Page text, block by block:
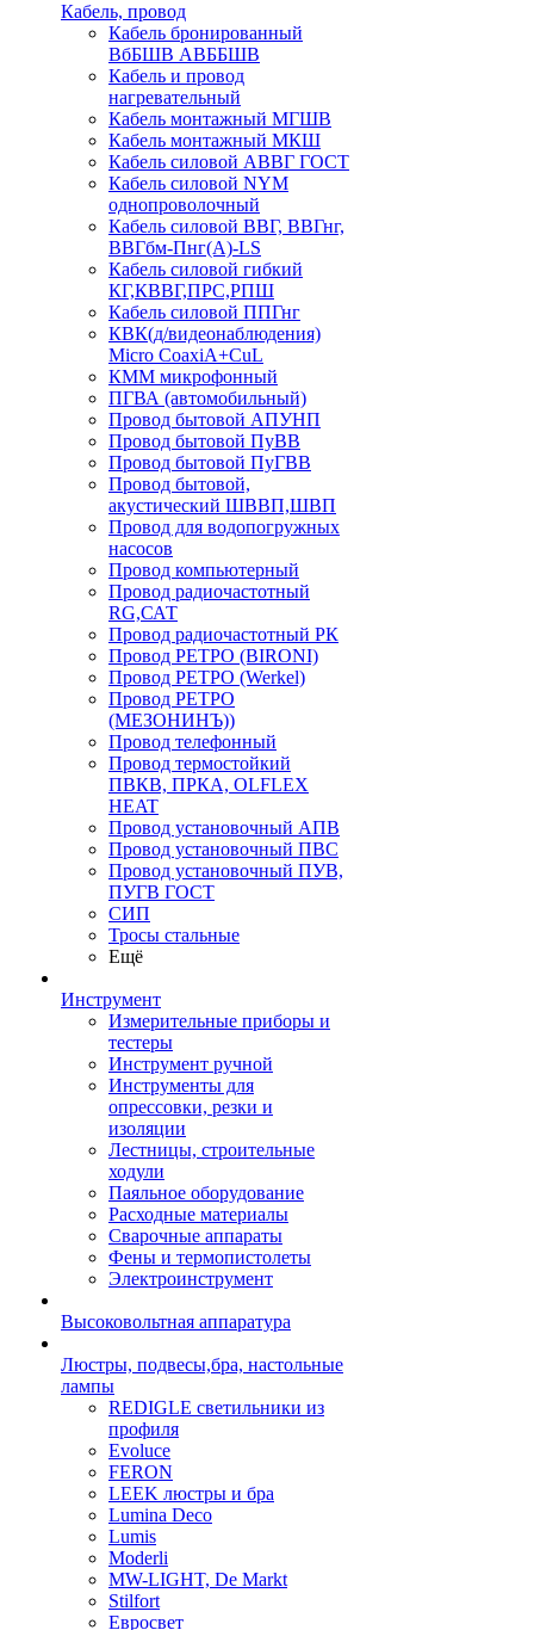
Кабель, провод
Кабель бронированный
ВбБШВ АВББШВ
Кабель и провод
нагревательный
Кабель монтажный МГШВ
Кабель монтажный МКШ
Кабель силовой АВВГ ГОСТ
Кабель силовой NYM
однопроволочный
Кабель силовой ВВГ, ВВГнг,
ВВГбм-Пнг(А)-LS
Кабель силовой гибкий
КГ,КВВГ,ПРС,РПШ
Кабель силовой ППГнг
КВК(д/видеонаблюдения)
Micro CoaxiA+CuL
КММ микрофонный
ПГВА (автомобильный)
Провод бытовой АПУНП
Провод бытовой ПуВВ
Провод бытовой ПуГВВ
Провод бытовой,
акустический ШВВП,ШВП
Провод для водопогружных
насосов
Провод компьютерный
Провод радиочастотный
RG,САТ
Провод радиочастотный РК
Провод РЕТРО (BIRONI)
Провод РЕТРО (Werkel)
Провод РЕТРО
(МЕЗОНИНЪ))
Провод телефонный
Провод термостойкий
ПВКВ, ПРКА, OLFLEX
HEAT
Провод установочный АПВ
Провод установочный ПВС
Провод установочный ПУВ,
ПУГВ ГОСТ
СИП
Тросы стальные
Ещё
Инструмент
Измерительные приборы и
тестеры
Инструмент ручной
Инструменты для
опрессовки, резки и
изоляции
Лестницы, строительные
ходули
Паяльное оборудование
Расходные материалы
Сварочные аппараты
Фены и термопистолеты
Электроинструмент
Высоковольтная аппаратура
Люстры, подвесы,бра, настольные
лампы
REDIGLE светильники из
профиля
Evoluce
FERON
LEEK люстры и бра
Lumina Deco
Lumis
Moderli
MW-LIGHT, De Markt
Stilfort
Евросвет